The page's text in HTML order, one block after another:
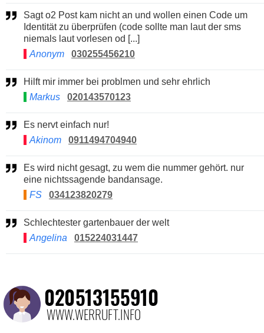
Sagt o2 Post kam nicht an und wollen einen Code um
Identität zu überprüfen (code sollte man laut der sms
niemals laut vorlesen od [...]
Anonym
030255456210
Hilft mir immer bei problmen und sehr ehrlich
Markus
020143570123
Es nervt einfach nur!
Akinom
0911494704940
Es wird nicht gesagt, zu wem die nummer gehört. nur
eine nichtssagende bandansage.
FS
034123820279
Schlechtester gartenbauer der welt
Angelina
015224031447